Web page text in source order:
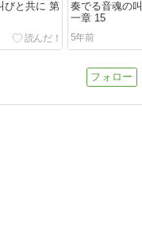
びと共に 第
奏でる音魂の
一章 15
5年前